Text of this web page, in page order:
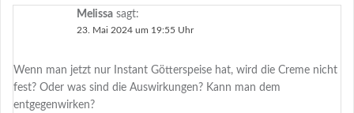
Melissa sagt:
23. Mai 2024 um 19:55 Uhr
Wenn man jetzt nur Instant Götterspeise hat, wird die Creme nicht
fest? Oder was sind die Auswirkungen? Kann man dem
entgegenwirken?